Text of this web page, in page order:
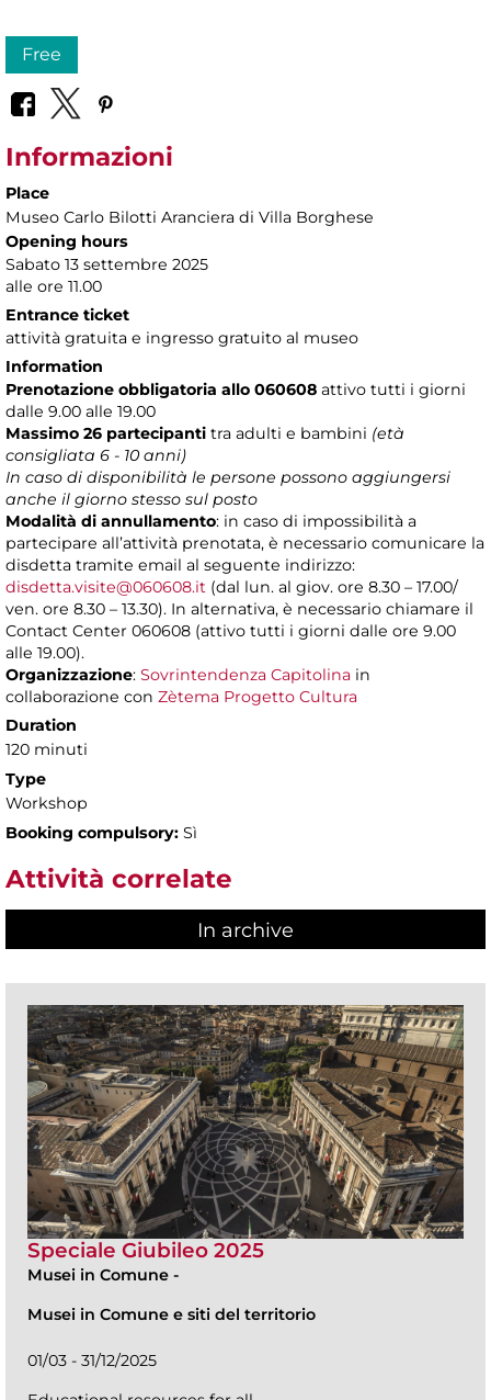
Free
Informazioni
Place
Museo Carlo Bilotti Aranciera di Villa Borghese
Opening hours
Sabato 13 settembre 2025
alle ore 11.00
Entrance ticket
attività gratuita e ingresso gratuito al museo
Information
Prenotazione obbligatoria allo 060608 attivo tutti i giorni
dalle 9.00 alle 19.00
Massimo 26 partecipanti tra adulti e bambini (età
consigliata 6 - 10 anni)
In caso di disponibilità le persone possono aggiungersi
anche il giorno stesso sul posto
Modalità di annullamento: in caso di impossibilità a
partecipare all’attività prenotata, è necessario comunicare la
disdetta tramite email al seguente indirizzo:
disdetta.visite@060608.it (dal lun. al giov. ore 8.30 – 17.00/
ven. ore 8.30 – 13.30). In alternativa, è necessario chiamare il
Contact Center 060608 (attivo tutti i giorni dalle ore 9.00
alle 19.00).
Organizzazione: Sovrintendenza Capitolina in
collaborazione con Zètema Progetto Cultura
Duration
120 minuti
Type
Workshop
Booking compulsory: Sì
Attività correlate
In archive
Speciale Giubileo 2025
Musei in Comune -
Musei in Comune e siti del territorio
01/03 - 31/12/2025